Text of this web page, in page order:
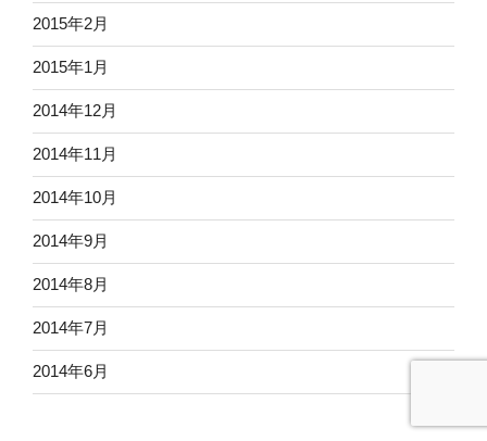
2015年2月
2015年1月
2014年12月
2014年11月
2014年10月
2014年9月
2014年8月
2014年7月
2014年6月